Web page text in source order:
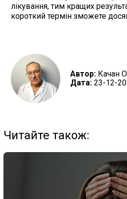
лікування, тим кращих
короткий термін зможете
Автор: Качан
Дата:23-12-
Читайте також: